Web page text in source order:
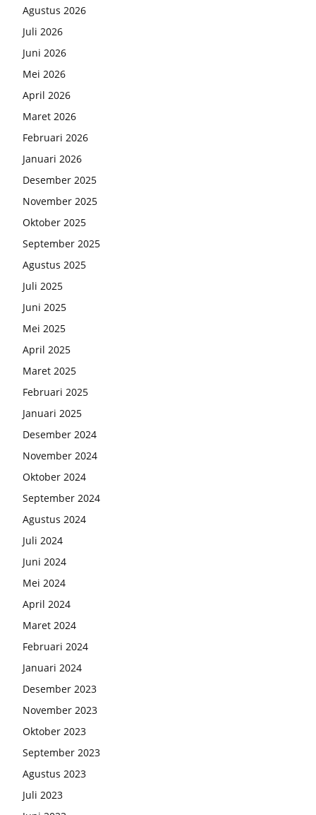
Agustus 2026
Juli 2026
Juni 2026
Mei 2026
April 2026
Maret 2026
Februari 2026
Januari 2026
Desember 2025
November 2025
Oktober 2025
September 2025
Agustus 2025
Juli 2025
Juni 2025
Mei 2025
April 2025
Maret 2025
Februari 2025
Januari 2025
Desember 2024
November 2024
Oktober 2024
September 2024
Agustus 2024
Juli 2024
Juni 2024
Mei 2024
April 2024
Maret 2024
Februari 2024
Januari 2024
Desember 2023
November 2023
Oktober 2023
September 2023
Agustus 2023
Juli 2023